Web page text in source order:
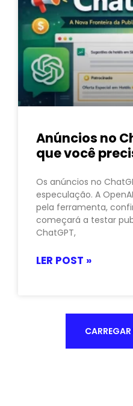
Anúncios no
que você
Os anúncios no
especulação. A
pela ferramenta,
começará a testar
ChatGPT,
LER POST »